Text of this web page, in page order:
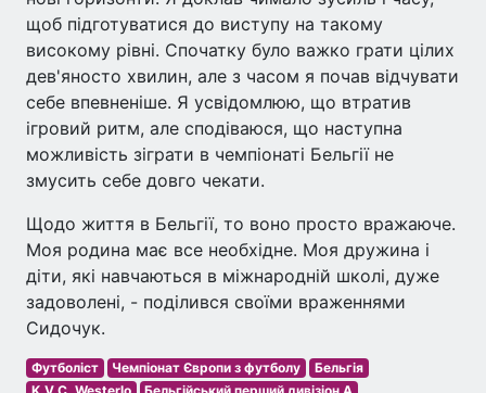
щоб підготуватися до виступу на такому
високому рівні. Спочатку було важко грати цілих
дев'яносто хвилин, але з часом я почав відчувати
себе впевненіше. Я усвідомлюю, що втратив
ігровий ритм, але сподіваюся, що наступна
можливість зіграти в чемпіонаті Бельгії не
змусить себе довго чекати.
Щодо життя в Бельгії, то воно просто вражаюче.
Моя родина має все необхідне. Моя дружина і
діти, які навчаються в міжнародній школі, дуже
задоволені, - поділився своїми враженнями
Сидочук.
Футболіст Чемпіонат Європи з футболу
Бельгія